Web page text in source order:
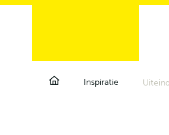
Inspiratie